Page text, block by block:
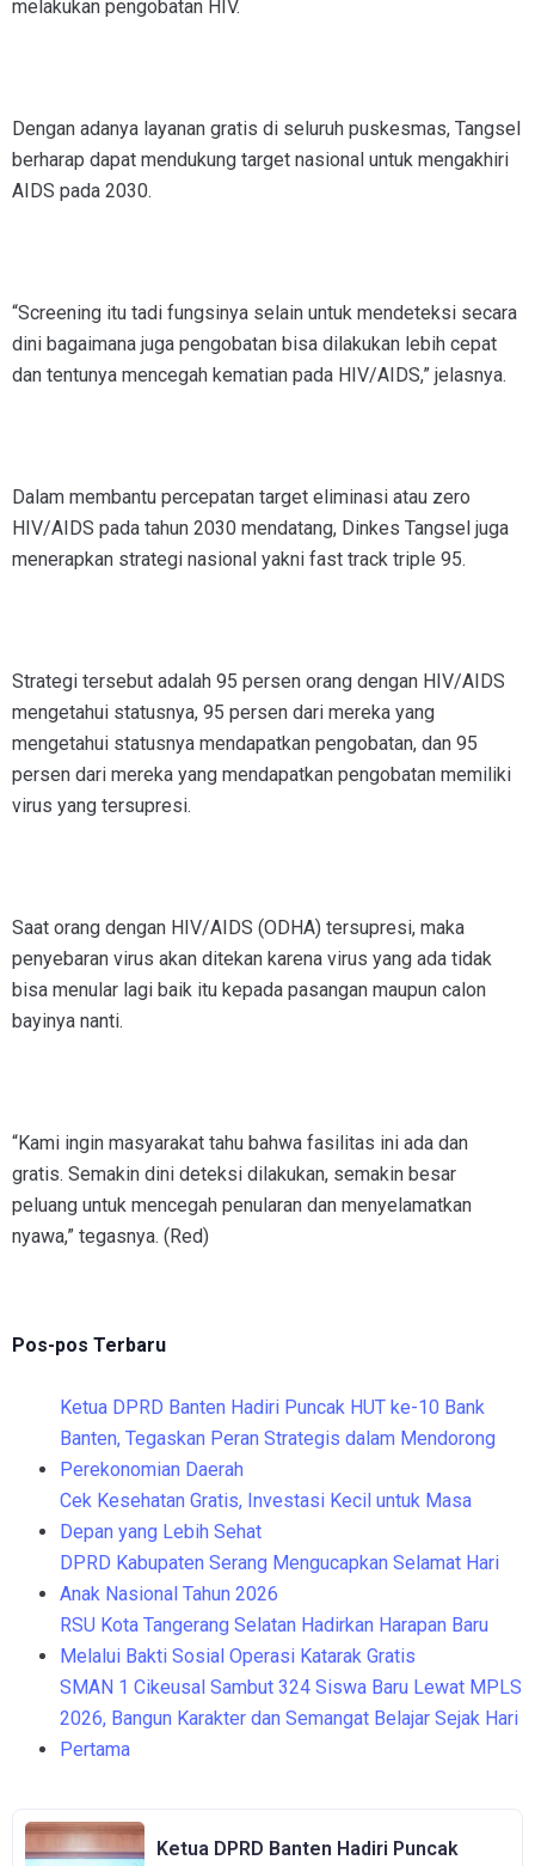
melakukan pengobatan HIV.
Dengan adanya layanan gratis di seluruh puskesmas, Tangsel
berharap dapat mendukung target nasional untuk mengakhiri
AIDS pada 2030.
“Screening itu tadi fungsinya selain untuk mendeteksi secara
dini bagaimana juga pengobatan bisa dilakukan lebih cepat
dan tentunya mencegah kematian pada HIV/AIDS,” jelasnya.
Dalam membantu percepatan target eliminasi atau zero
HIV/AIDS pada tahun 2030 mendatang, Dinkes Tangsel juga
menerapkan strategi nasional yakni fast track triple 95.
Strategi tersebut adalah 95 persen orang dengan HIV/AIDS
mengetahui statusnya, 95 persen dari mereka yang
mengetahui statusnya mendapatkan pengobatan, dan 95
persen dari mereka yang mendapatkan pengobatan memiliki
virus yang tersupresi.
Saat orang dengan HIV/AIDS (ODHA) tersupresi, maka
penyebaran virus akan ditekan karena virus yang ada tidak
bisa menular lagi baik itu kepada pasangan maupun calon
bayinya nanti.
“Kami ingin masyarakat tahu bahwa fasilitas ini ada dan
gratis. Semakin dini deteksi dilakukan, semakin besar
peluang untuk mencegah penularan dan menyelamatkan
nyawa,” tegasnya. (Red)
Pos-pos Terbaru
Ketua DPRD Banten Hadiri Puncak HUT ke-10 Bank
Banten, Tegaskan Peran Strategis dalam Mendorong
Perekonomian Daerah
Cek Kesehatan Gratis, Investasi Kecil untuk Masa
Depan yang Lebih Sehat
DPRD Kabupaten Serang Mengucapkan Selamat Hari
Anak Nasional Tahun 2026
RSU Kota Tangerang Selatan Hadirkan Harapan Baru
Melalui Bakti Sosial Operasi Katarak Gratis
SMAN 1 Cikeusal Sambut 324 Siswa Baru Lewat MPLS
2026, Bangun Karakter dan Semangat Belajar Sejak Hari
Pertama
Ketua DPRD Banten Hadiri Puncak